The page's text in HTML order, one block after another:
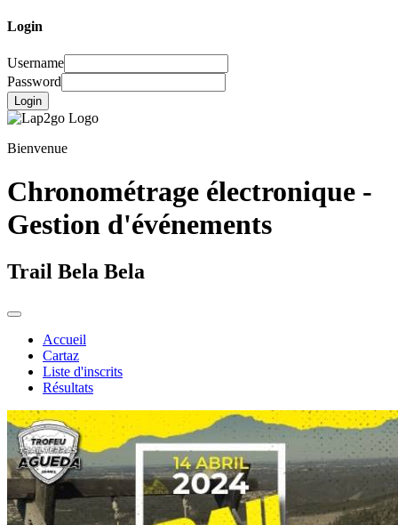
Login
Username
Password
Login
Bienvenue
Chronométrage électronique -
Gestion d'événements
Trail Bela Bela
Accueil
Cartaz
Liste d'inscrits
Résultats